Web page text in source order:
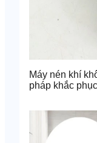
Máy nén khí
pháp khắc phục